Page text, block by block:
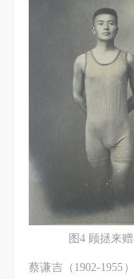
图4 顾拯来
蔡谦吉（1902-1955